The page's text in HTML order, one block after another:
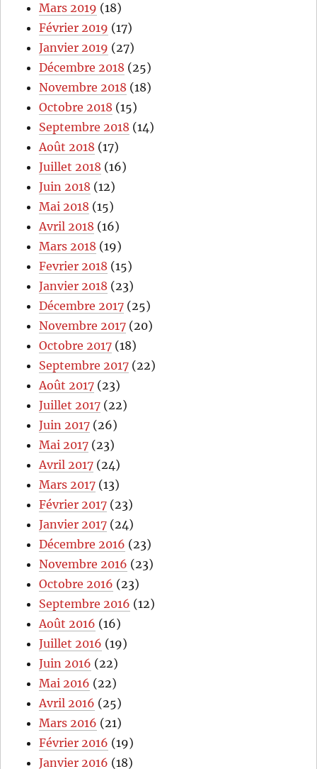
Mars 2019 (18)
Février 2019 (17)
Janvier 2019 (27)
Décembre 2018 (25)
Novembre 2018 (18)
Octobre 2018 (15)
Septembre 2018 (14)
Août 2018 (17)
Juillet 2018 (16)
Juin 2018 (12)
Mai 2018 (15)
Avril 2018 (16)
Mars 2018 (19)
Fevrier 2018 (15)
Janvier 2018 (23)
Décembre 2017 (25)
Novembre 2017 (20)
Octobre 2017 (18)
Septembre 2017 (22)
Août 2017 (23)
Juillet 2017 (22)
Juin 2017 (26)
Mai 2017 (23)
Avril 2017 (24)
Mars 2017 (13)
Février 2017 (23)
Janvier 2017 (24)
Décembre 2016 (23)
Novembre 2016 (23)
Octobre 2016 (23)
Septembre 2016 (12)
Août 2016 (16)
Juillet 2016 (19)
Juin 2016 (22)
Mai 2016 (22)
Avril 2016 (25)
Mars 2016 (21)
Février 2016 (19)
Janvier 2016 (18)